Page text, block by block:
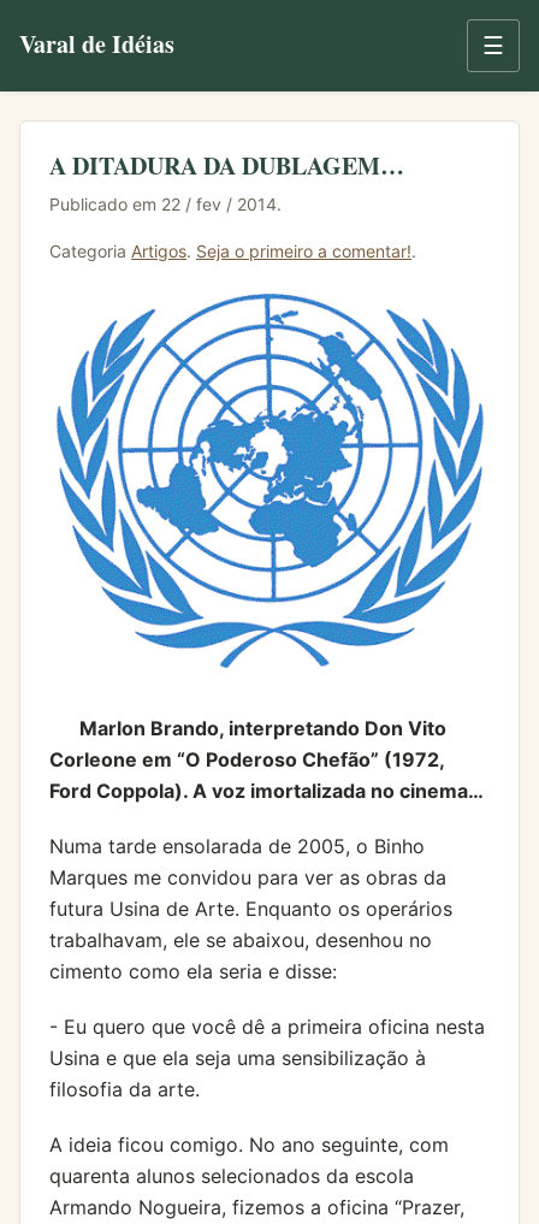
Varal de Idéias ☰
A DITADURA DA DUBLAGEM…
Publicado em 22 / fev / 2014.
Categoria Artigos. Seja o primeiro a comentar!.
Marlon Brando, interpretando Don Vito
Corleone em “O Poderoso Chefão” (1972,
Ford Coppola). A voz imortalizada no cinema…
Numa tarde ensolarada de 2005, o Binho
Marques me convidou para ver as obras da
futura Usina de Arte. Enquanto os operários
trabalhavam, ele se abaixou, desenhou no
cimento como ela seria e disse:
- Eu quero que você dê a primeira oficina nesta
Usina e que ela seja uma sensibilização à
filosofia da arte.
A ideia ficou comigo. No ano seguinte, com
quarenta alunos selecionados da escola
Armando Nogueira, fizemos a oficina “Prazer,